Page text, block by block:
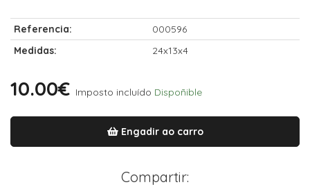
Referencia:
000596
Medidas:
24x13x4
10.00€ Imposto incluído Dispoñible
Engadir ao carro
Compartir: